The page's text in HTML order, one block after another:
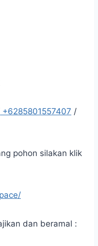
+6285801557407 /
pohon silakan klik
dan beramal :